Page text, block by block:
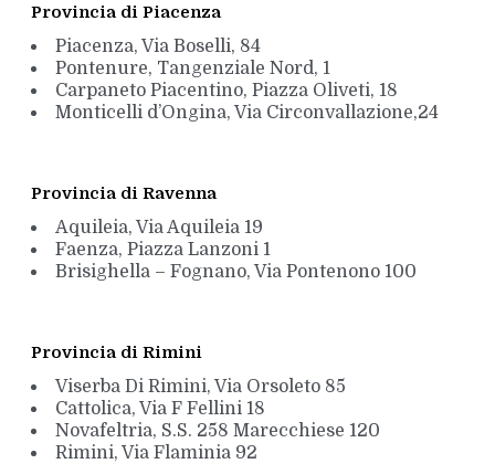
Provincia di Piacenza
Piacenza, Via Boselli, 84
Pontenure, Tangenziale Nord, 1
Carpaneto Piacentino, Piazza Oliveti, 18
Monticelli d’Ongina, Via Circonvallazione,24
Provincia di Ravenna
Aquileia, Via Aquileia 19
Faenza, Piazza Lanzoni 1
Brisighella – Fognano, Via Pontenono 100
Provincia di Rimini
Viserba Di Rimini, Via Orsoleto 85
Cattolica, Via F Fellini 18
Novafeltria, S.S. 258 Marecchiese 120
Rimini, Via Flaminia 92